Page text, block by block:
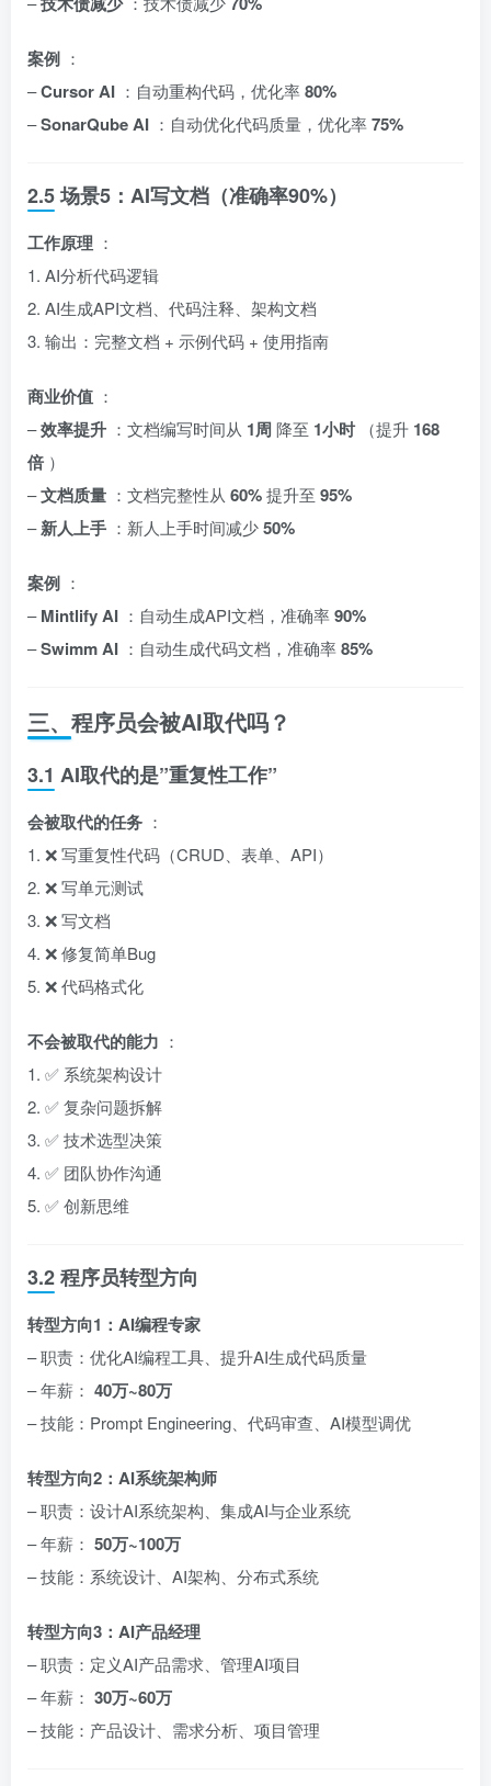
案例 ：
–Cursor AI ：自动重构代码，优化率80%
–SonarQube AI ：自动优化代码质量，优化率75%
2.5 场景5：AI写文档（准确率90%）
工作原理 ：
1. AI分析代码逻辑
2. AI生成API文档、代码注释、架构文档
3. 输出：完整文档 + 示例代码 + 使用指南
商业价值 ：
–效率提升 ：文档编写时间从 1周 降至 1小时 （提升 168
倍 ）
–文档质量 ：文档完整性从 60%提升至 95%
–新人上手 ：新人上手时间减少50%
案例 ：
–Mintlify AI ：自动生成API文档，准确率90%
–Swimm AI ：自动生成代码文档，准确率85%
三、程序员会被AI取代吗？
3.1 AI取代的是”重复性工作”
会被取代的任务 ：
1. ❌ 写重复性代码（CRUD、表单、API）
2. ❌ 写单元测试
3. ❌ 写文档
4. ❌ 修复简单Bug
5. ❌ 代码格式化
不会被取代的能力 ：
1. ✅ 系统架构设计
2. ✅ 复杂问题拆解
3. ✅ 技术选型决策
4. ✅ 团队协作沟通
5. ✅ 创新思维
3.2 程序员转型方向
转型方向1：AI编程专家
– 职责：优化AI编程工具、提升AI生成代码质量
– 年薪： 40万~80万
– 技能：Prompt Engineering、代码审查、AI模型调优
转型方向2：AI系统架构师
– 职责：设计AI系统架构、集成AI与企业系统
– 年薪： 50万~100万
– 技能：系统设计、AI架构、分布式系统
转型方向3：AI产品经理
– 职责：定义AI产品需求、管理AI项目
– 年薪： 30万~60万
– 技能：产品设计、需求分析、项目管理